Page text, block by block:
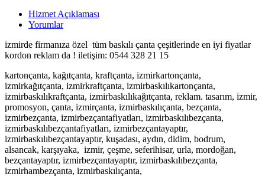
Hizmet Açıklaması
Yorumlar
izmirde firmanıza özel tüm baskılı çanta çeşitlerinde en iyi fiyatlar
kordon reklam da ! iletişim: 0544 328 21 15
kartonçanta, kağıtçanta, kraftçanta, izmirkartonçanta,
izmirkağıtçanta, izmirkraftçanta, izmirbaskılıkartonçanta,
izmirbaskılıkraftçanta, izmirbaskılıkağıtçanta, reklam. tasarım, izmir,
promosyon, çanta, izmirçanta, izmirbaskılıçanta, bezçanta,
izmirbezçanta, izmirbezçantafiyatları, izmirbaskılıbezçanta,
izmirbaskılıbezçantafiyatları, izmirbezçantayaptır,
izmirbaskılıbezçantayaptır, kuşadası, aydın, didim, bodrum,
alsancak, karşıyaka, izmir, çeşme, seferihisar, urla, mordoğan,
bezçantayaptır, izmirbezçantayaptır, izmirbaskılıbezçanta,
izmirhambezçanta, izmirbaskılıçanta,